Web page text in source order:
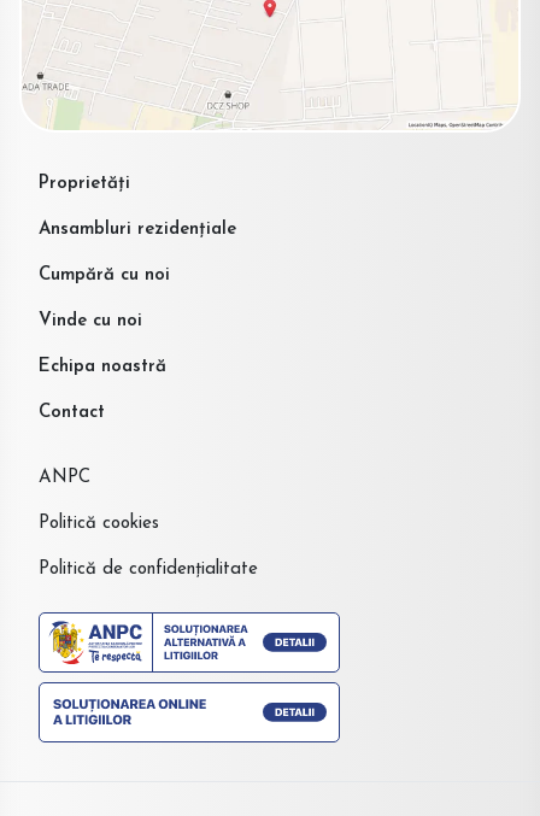
Proprietăți
Ansambluri rezidențiale
Cumpără cu noi
Vinde cu noi
Echipa noastră
Contact
ANPC
Politică cookies
Politică de confidențialitate